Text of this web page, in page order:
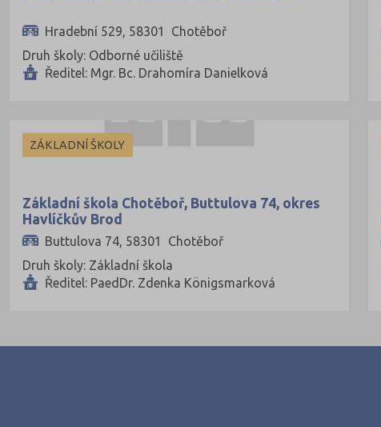
Plzeň-jih (38)
Praha hlavní město (1004)
Praha-západ (81)
Prachatice (44)
Prostějov (85)
Přerov (115)
Rakovník (46)
Hradební 529, 58301 Chotěboř
Druh školy: Odborné učiliště
Ředitel: Mgr. Bc. Drahomíra Danielková
ZÁKLADNÍ ŠKOLY
Základní škola Chotěboř, Buttulova 74, okres
Havlíčkův Brod
Buttulova 74, 58301 Chotěboř
Druh školy: Základní škola
Ředitel: PaedDr. Zdenka Königsmarková